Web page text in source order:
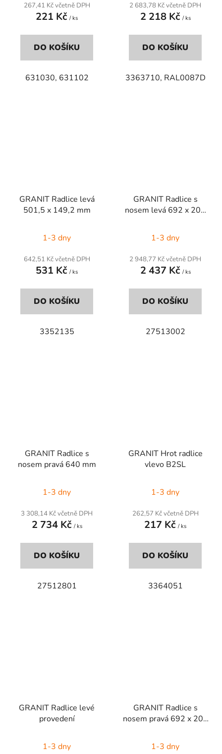
267,41 Kč včetně DPH
221 Kč / ks
DO KOŠÍKU
631030, 631102
2 683,78 Kč včetně DPH
2 218 Kč / ks
DO KOŠÍKU
3363710, RAL0087D
GRANIT Radlice levá
501,5 x 149,2 mm
1-3 dny
642,51 Kč včetně DPH
531 Kč / ks
DO KOŠÍKU
3352135
GRANIT Radlice s
nosem levá 692 x 201
1-3 dny
2 948,77 Kč včetně DPH
2 437 Kč / ks
DO KOŠÍKU
27513002
GRANIT Radlice s
nosem pravá 640 mm
1-3 dny
3 308,14 Kč včetně DPH
2 734 Kč / ks
DO KOŠÍKU
27512801
GRANIT Hrot radlice
vlevo B2SL
1-3 dny
262,57 Kč včetně DPH
217 Kč / ks
DO KOŠÍKU
3364051
GRANIT Radlice levé
provedení
1-3 dny
GRANIT Radlice s
nosem pravá 692 x 201
1-3 dny